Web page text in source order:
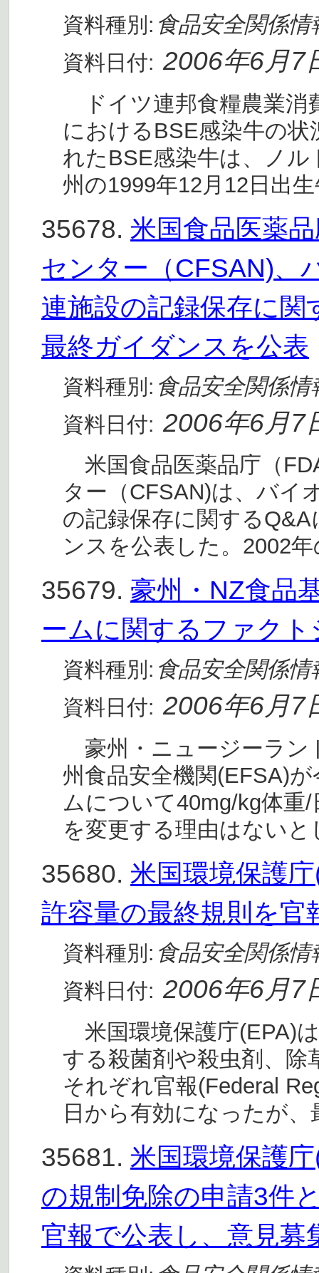
資料種別: 食品安全関係情
資料日付: 2006年6月7
ドイツ連邦食糧農業消
におけるBSE感染牛の
れたBSE感染牛は、ノ
州の1999年12月12日出
35678. 米国食品医薬
センター（CFSAN)、
連施設の記録保存に
最終ガイダンスを公表
資料種別: 食品安全関係情
資料日付: 2006年6月7
米国食品医薬品庁（
ター（CFSAN)は、バイ
の記録保存に関する
ンスを公表した。2002
35679. 豪州・NZ食品
ームに関するファク
資料種別: 食品安全関係情
資料日付: 2006年6月7
豪州・ニュージーラン
州食品安全機関(EFSA)
ムについて40mg/kg体重
を変更する理由はないと
35680. 米国環境保護
許容量の最終規則を官
資料種別: 食品安全関係情
資料日付: 2006年6月7
米国環境保護庁(EPA)
する殺菌剤や殺虫剤、除
それぞれ官報(Federal
日から有効になったが、
35681. 米国環境保護
の規制免除の申請3件
官報で公表し、意見募